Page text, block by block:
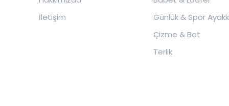
İletişim
Günlük & Spor
Çizme & Bot
Terlik